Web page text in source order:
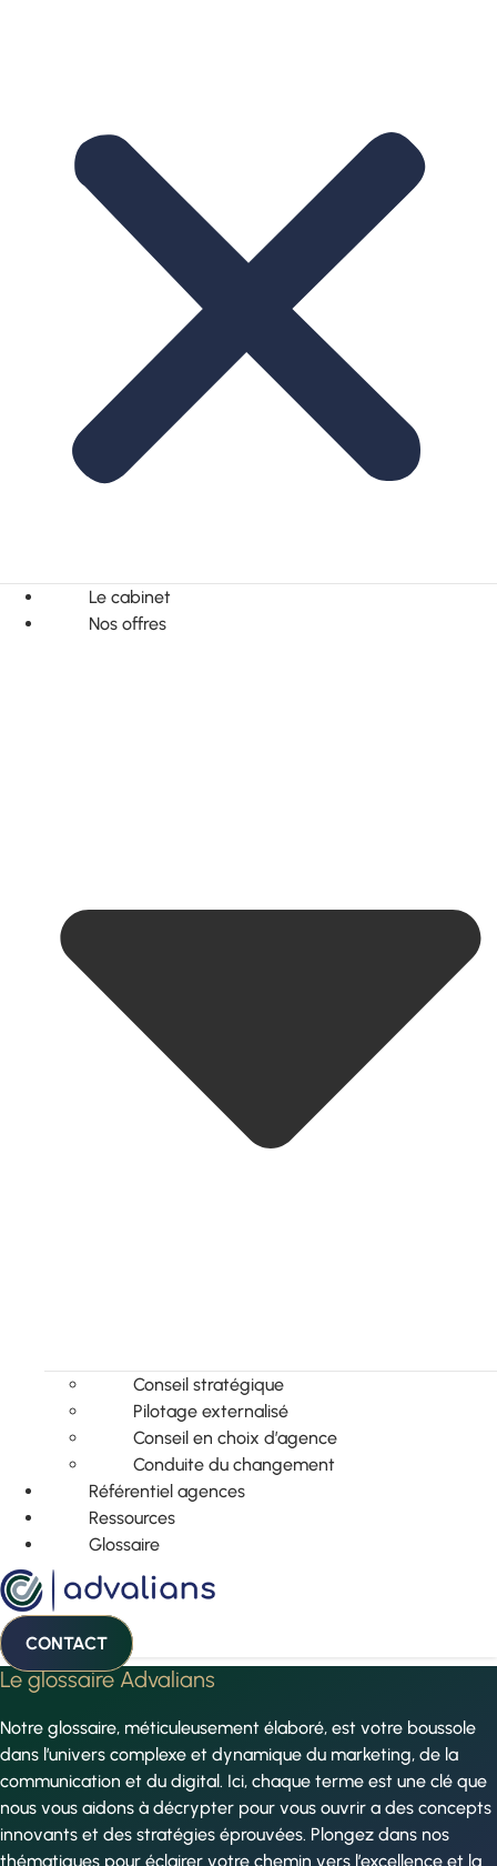
Le cabinet
Nos offres
Conseil stratégique
Pilotage externalisé
Conseil en choix d’agence
Conduite du changement
Référentiel agences
Ressources
Glossaire
CONTACT
Le glossaire Advalians
Notre glossaire, méticuleusement élaboré, est votre boussole
dans l’univers complexe et dynamique du marketing, de la
communication et du digital. Ici, chaque terme est une clé que
nous vous aidons à décrypter pour vous ouvrir a des concepts
innovants et des stratégies éprouvées. Plongez dans nos
thématiques pour éclairer votre chemin vers l’excellence et la